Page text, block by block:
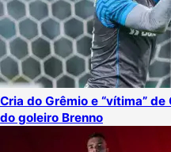
Cria do Grêmio e “vítima”
do goleiro Brenno